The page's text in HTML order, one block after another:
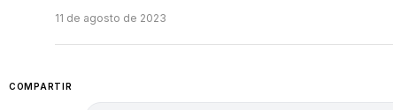
11 de agosto de 2023
COMPARTIR